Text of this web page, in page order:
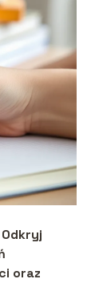
oraz